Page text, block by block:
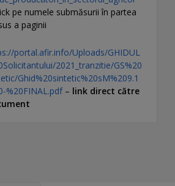
pe numele submăsurii în partea
a paginii
portal.afir.info/Uploads/GHIDUL
2021_tranzitie/GS%20
Ghid%20sintetic%20sM%209.1
%20FINAL.pdf– link direct către